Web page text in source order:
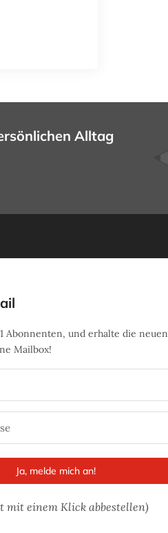
Alltag
Abonnenten, und erhalte die neuen
Mailbox!
Ja, melde mich an!
mit einem Klick abbestellen)